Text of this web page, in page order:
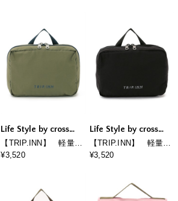
Life Style by cross
marche
【TRIP.INN】 軽量パ
チパチトリップポー
¥3,520
Life Style by cross
marche
【TRIP.INN】 軽量パ
チパチトリップポー
¥3,520